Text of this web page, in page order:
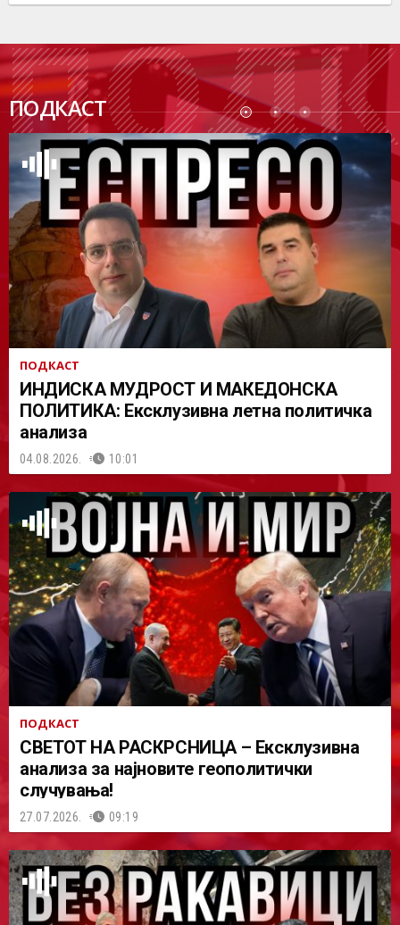
ПОДКАСТ
ПОДК
АСТ
ПОДКАСТ
ИНДИСКА МУДРОСТ И МАКЕДОНСКА
ПОЛИТИКА: Ексклузивна летна политичка
анализа
04.08.2026. 10:01
ПОДКАСТ
СВЕТОТ НА РАСКРСНИЦА – Ексклузивна
анализа за најновите геополитички
случувања!
27.07.2026. 09:19